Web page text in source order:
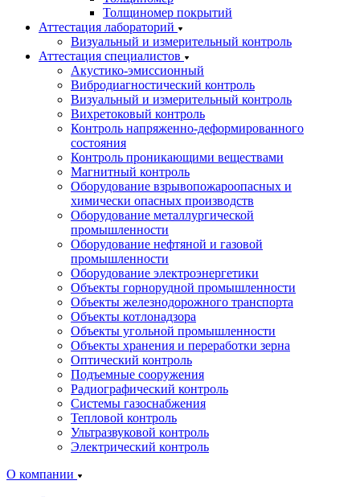
Толщиномер покрытий
Аттестация лабораторий
Визуальный и измерительный контроль
Аттестация специалистов
Акустико-эмиссионный
Вибродиагностический контроль
Визуальный и измерительный контроль
Вихретоковый контроль
Контроль напряженно-деформированного
состояния
Контроль проникающими веществами
Магнитный контроль
Оборудование взрывопожароопасных и
химически опасных производств
Оборудование металлургической
промышленности
Оборудование нефтяной и газовой
промышленности
Оборудование электроэнергетики
Объекты горнорудной промышленности
Объекты железнодорожного транспорта
Объекты котлонадзора
Объекты угольной промышленности
Объекты хранения и переработки зерна
Оптический контроль
Подъемные сооружения
Радиографический контроль
Системы газоснабжения
Тепловой контроль
Ультразвуковой контроль
Электрический контроль
О компании